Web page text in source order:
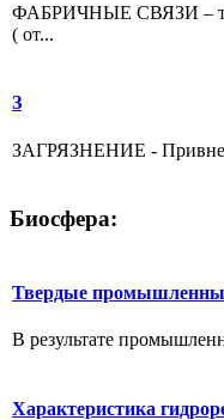
ФАБРИЧНЫЕ СВЯЗИ – тип
( от...
З
ЗАГРЯЗНЕНИЕ -
Биосфера:
Твердые
В результате
Характеристика